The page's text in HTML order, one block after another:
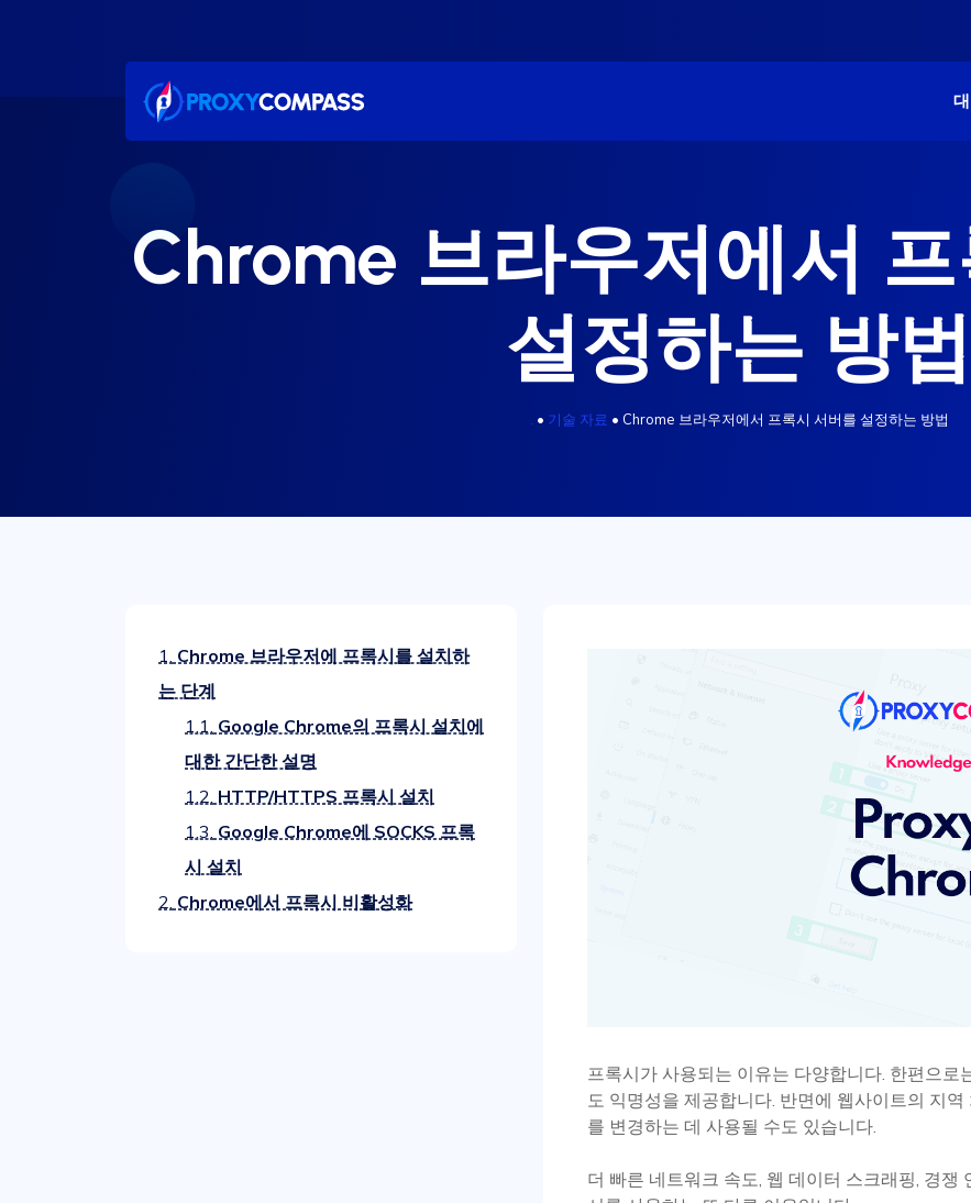
Chrome 브라우저에서
설정하는 방법
• 기술 자료 • Chrome 브라우저에서 프록시 서버를 설정하는 방법
1. Chrome 브라우저에 프록시를 설치하
는 단계
1.1. Google Chrome의 프록시 설치에
대한 간단한 설명
1.2. HTTP/HTTPS 프록시 설치
1.3. Google Chrome에 SOCKS 프록
시 설치
2. Chrome에서 프록시 비활성화
프록시가 사용되는 이유는 다양합니다. 한편으
도 익명성을 제공합니다. 반면에 웹사이트의 지
를 변경하는 데 사용될 수도 있습니다.
더 빠른 네트워크 속도, 웹 데이터 스크래핑, 경쟁